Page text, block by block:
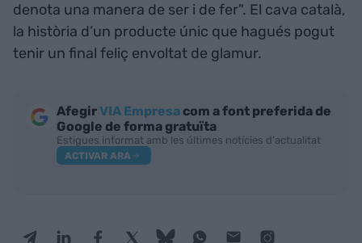
denota una manera de ser i de fer". El cava català,
la història d’un producte únic que hagués pogut
tenir un final feliç envoltat de glamur.
AfegirVIA Empresa com a font preferida de
Google de forma gratuïta
Estigues informat amb les últimes notícies d'actualitat
ACTIVAR ARA